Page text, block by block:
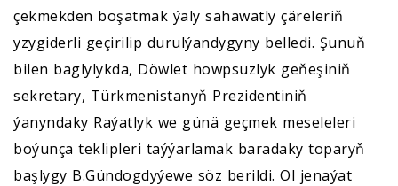
çekmekden boşatmak ýaly sahawatly çäreleriň
yzygiderli geçirilip durulýandygyny belledi. Şunuň
bilen baglylykda, Döwlet howpsuzlyk geňeşiniň
sekretary, Türkmenistanyň Prezidentiniň
ýanyndaky Raýatlyk we günä geçmek meseleleri
boýunça teklipleri taýýarlamak baradaky toparyň
başlygy B.Gündogdyýewe söz berildi. Ol jenaýat